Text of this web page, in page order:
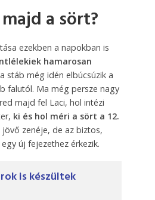
a sört?
ezekben a napokban is
hamarosan
stáb még idén elbúcsúzik a
falutól. Ma még persze nagy
majd fel Laci, hol intézi
ki és hol méri a sört a 12.
jövő zenéje, de az biztos,
új fejezethez érkezik.
is készültek